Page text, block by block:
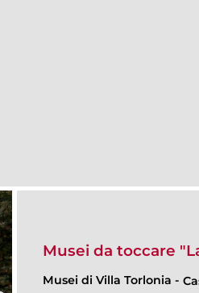
Musei da toccare
Musei di Villa Torlonia -